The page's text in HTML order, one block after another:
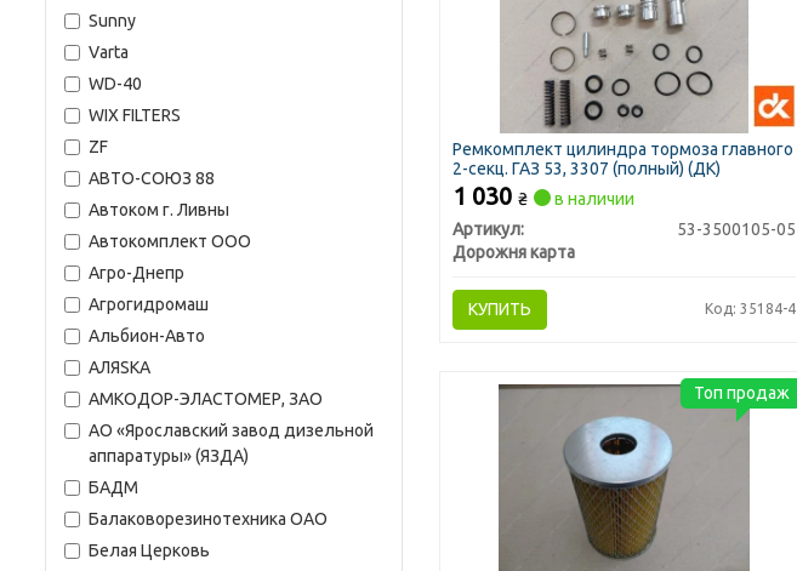
Sunny
Varta
WD-40
WIX FILTERS
ZF
АВТО-СОЮЗ 88
Автоком г. Ливны
Автокомплект ООО
Агро-Днепр
Агрогидромаш
Альбион-Авто
АЛЯSКА
АМКОДОР-ЭЛАСТОМЕР, ЗАО
АО «Ярославский завод дизельной
аппаратуры» (ЯЗДА)
БАДМ
Балаковорезинотехника ОАО
Белая Церковь
Ремкомплект цилиндра тормоза главного
2-секц. ГАЗ 53, 3307 (полный) (ДК)
1 030 ₴
в наличии
Артикул:
53-3500105-05
Дорожня карта
КУПИТЬ Код: 35184-4
Топ продаж